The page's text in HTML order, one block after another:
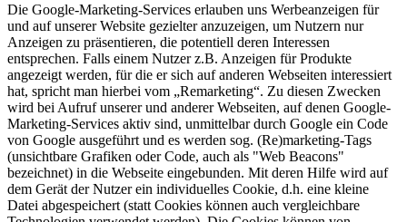
Die Google-Marketing-Services erlauben uns Werbeanzeigen für
und auf unserer Website gezielter anzuzeigen, um Nutzern nur
Anzeigen zu präsentieren, die potentiell deren Interessen
entsprechen. Falls einem Nutzer z.B. Anzeigen für Produkte
angezeigt werden, für die er sich auf anderen Webseiten interessiert
hat, spricht man hierbei vom „Remarketing“. Zu diesen Zwecken
wird bei Aufruf unserer und anderer Webseiten, auf denen Google-
Marketing-Services aktiv sind, unmittelbar durch Google ein Code
von Google ausgeführt und es werden sog. (Re)marketing-Tags
(unsichtbare Grafiken oder Code, auch als "Web Beacons"
bezeichnet) in die Webseite eingebunden. Mit deren Hilfe wird auf
dem Gerät der Nutzer ein individuelles Cookie, d.h. eine kleine
Datei abgespeichert (statt Cookies können auch vergleichbare